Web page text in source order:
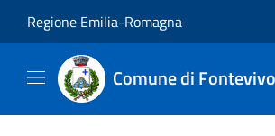
Regione Emilia-Romagna
Comune di Fontevivo